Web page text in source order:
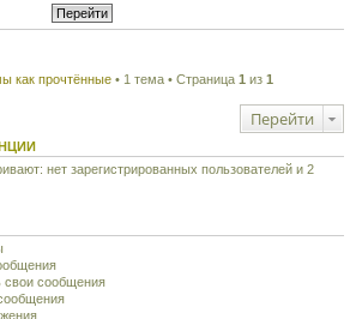
как прочтённые• 1 тема • Страница 1 из 1
Перейти
нет зарегистрированных пользователей и 2
свои сообщения